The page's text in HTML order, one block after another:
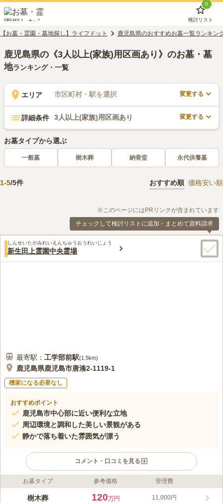
0
検討リスト
【お墓・霊園・墓地探し】ライフドット 鹿児島県のおすすめお墓一覧ランキン
鹿児島県の《3人以上(家族)用区画あり》のお墓・墓
地ランキング・一覧
エリア 市区町村・駅を選択 変更する
詳細条件 3人以上(家族)用区画あり 変更する
お墓タイプから選ぶ
一般墓 樹木葬 納骨堂 永代供養墓
1-5/5件 おすすめ順 価格安い順
※このページにはPRリンクが含まれています
チェックして検討リストに追加・まとめて資料請求
しんせいたがみれいえんちゅうおうれいじょう
新生田上霊園中央霊場
最寄駅： 工学部前駅(1.5km)
鹿児島県鹿児島市唐湊2-1119-1
檀家になる必要なし
おすすめポイント
鹿児島市中心部に近い便利な立地
周辺環境と調和した美しい景観がある
静かで落ち着いた雰囲気が漂う
コメント・口コミを見る
口コミ評価
この霊園はまだ誰からも評価されていません。
お墓タイプ 参考価格 管理費
樹木葬 120万円 11,000円